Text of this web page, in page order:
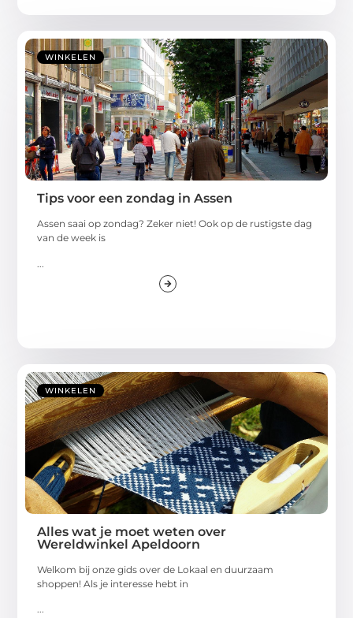
WINKELEN
Tips voor een zondag in Assen
Assen saai op zondag? Zeker niet! Ook op de rustigste dag
van de week is
WINKELEN
Alles wat je moet weten over
Wereldwinkel Apeldoorn
Welkom bij onze gids over de Lokaal en duurzaam
shoppen! Als je interesse hebt in
...